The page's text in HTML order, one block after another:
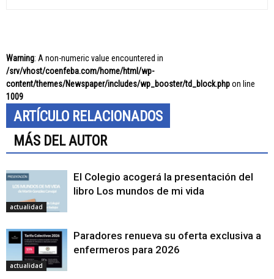
Warning: A non-numeric value encountered in
/srv/vhost/coenfeba.com/home/html/wp-
content/themes/Newspaper/includes/wp_booster/td_block.phpon line
1009
ARTÍCULO RELACIONADOS
MÁS DEL AUTOR
actualidad
El Colegio acogerá la presentación del
libro Los mundos de mi vida
actualidad
Paradores renueva su oferta exclusiva a
enfermeros para 2026